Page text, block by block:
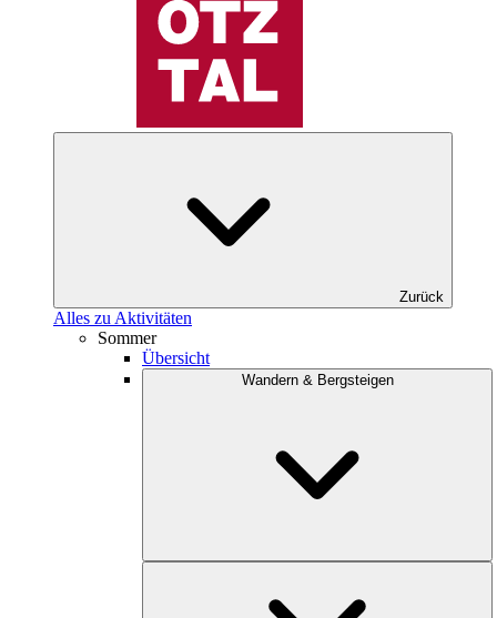
Zurück
Alles zu Aktivitäten
Sommer
Übersicht
Wandern & Bergsteigen